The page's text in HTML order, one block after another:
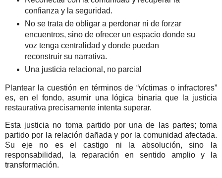
confianza y la seguridad.
No se trata de obligar a perdonar ni de forzar
encuentros, sino de ofrecer un espacio donde su
voz tenga centralidad y donde puedan
reconstruir su narrativa.
Una justicia relacional, no parcial
Plantear la cuestión en términos de “víctimas o infractores”
es, en el fondo, asumir una lógica binaria que la justicia
restaurativa precisamente intenta superar.
Esta justicia no toma partido por una de las partes; toma
partido por la relación dañada y por la comunidad afectada.
Su eje no es el castigo ni la absolución, sino la
responsabilidad, la reparación en sentido amplio y la
transformación.